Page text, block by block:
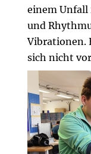
einem Unfall
und
Vibrationen.
sich nicht